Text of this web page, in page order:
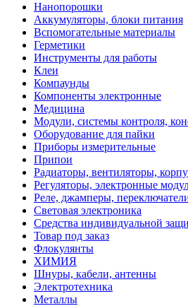
Нанопорошки
Аккумуляторы, блоки питания
Вспомогательные материалы
Герметики
Инструменты для работы
Клеи
Компаунды
Компоненты электронные
Медицина
Модули, системы контроля,
Оборудование для пайки
Приборы измерительные
Припои
Радиаторы, вентиляторы,
Регуляторы, электронные
Реле, джамперы,
Световая электроника
Средства индивидуальной
Товар под заказ
Флокулянты
ХИМИЯ
Шнуры, кабели, антенны
Электротехника
Металлы